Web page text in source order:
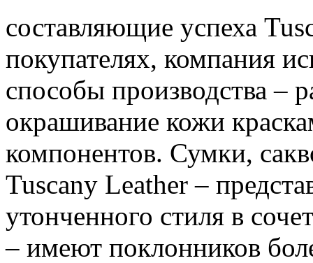
составляющие успеха
покупателях, компания
способы производства –
окрашивание кожи
компонентов. Сумки,
Tuscany Leather –
утонченного стиля в
– имеют поклонников